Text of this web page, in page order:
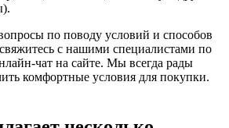
по поводу условий и способов
с нашими специалистами по
чат на сайте. Мы всегда рады
комфортные условия для покупки.